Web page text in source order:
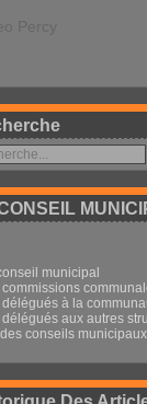
municipal
commissions
délégués à la
délégués aux autres
conseils municipaux